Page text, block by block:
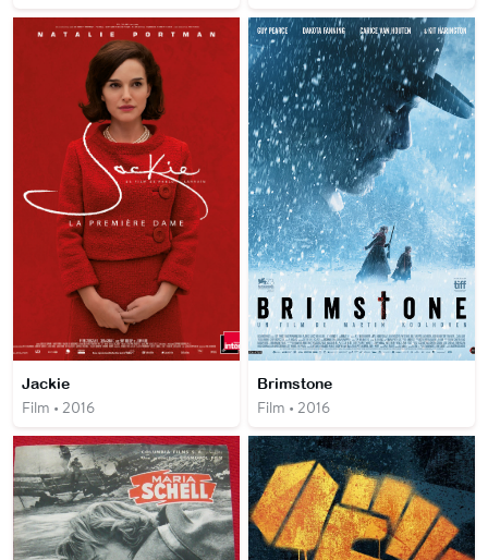
Jackie
Film • 2016
Brimstone
Film • 2016